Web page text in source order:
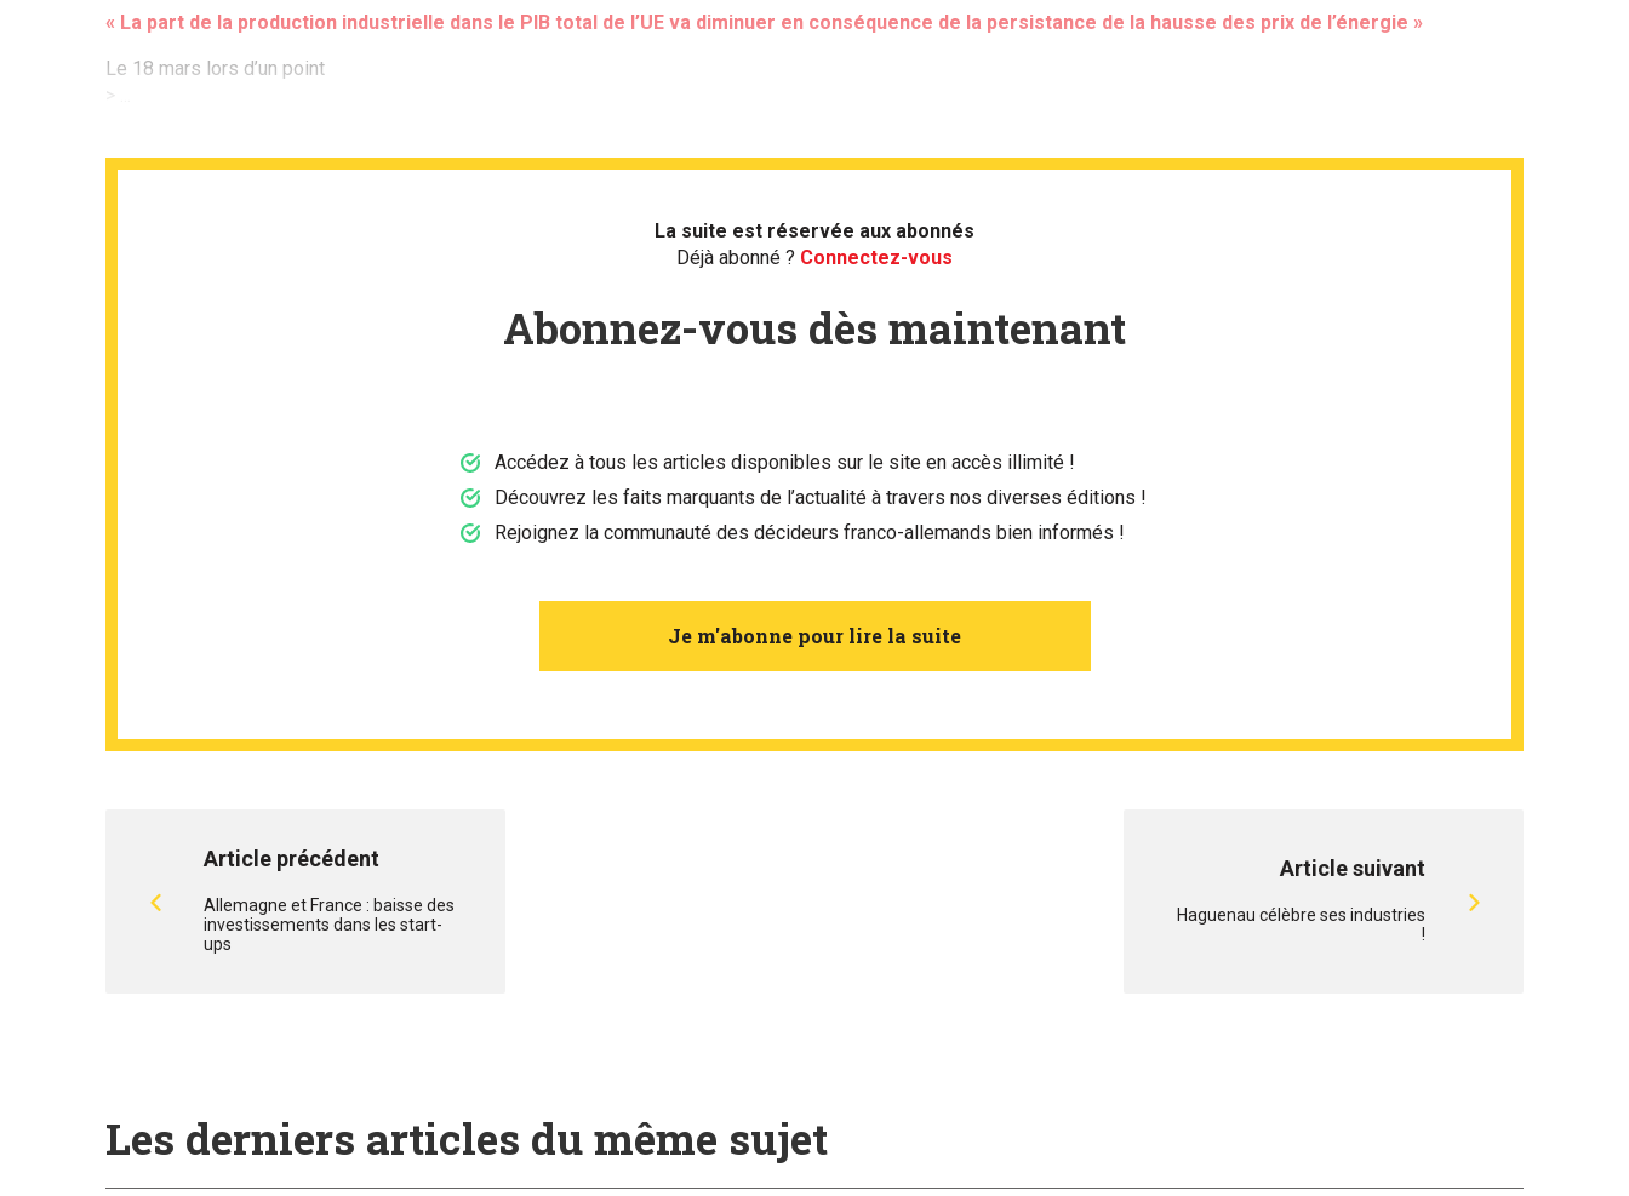
« La part de la production industrielle dans le PIB total de l’UE va diminuer en conséquence de la persistance de la hausse des prix de l’énergie »
Le 18 mars lors d’un point
> ...
La suite est réservée aux abonnés
Déjà abonné ? Connectez-vous
Abonnez-vous dès maintenant
Accédez à tous les articles disponibles sur le site en accès illimité !
Découvrez les faits marquants de l’actualité à travers nos diverses éditions !
Rejoignez la communauté des décideurs franco-allemands bien informés !
Je m'abonne pour lire la suite
Article précédent
Allemagne et France : baisse des
investissements dans les start-
ups
Article suivant
Haguenau célèbre ses industries
!
Les derniers articles du même sujet